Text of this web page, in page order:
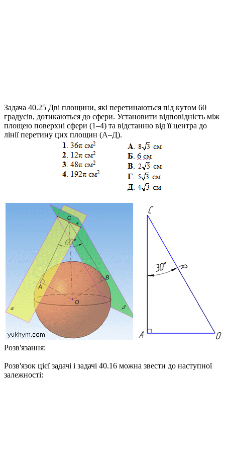
Задача 40.25 Дві площини, які перетинаються під кутом 60
градусів, дотикаються до сфери. Установити відповідність між
площею поверхні сфери (1–4) та відстанню від її центра до
лінії перетину цих площин (А–Д).
Розв'язання:
Розв'язок цієї задачі і задачі 40.16 можна звести до наступної
залежності: